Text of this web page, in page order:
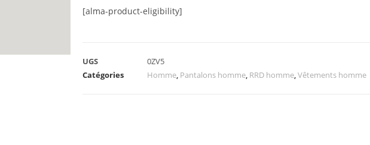
[alma-product-eligibility]
UGS
0ZV5
Catégories
Homme, Pantalons homme, RRD homme,Vêtements homme